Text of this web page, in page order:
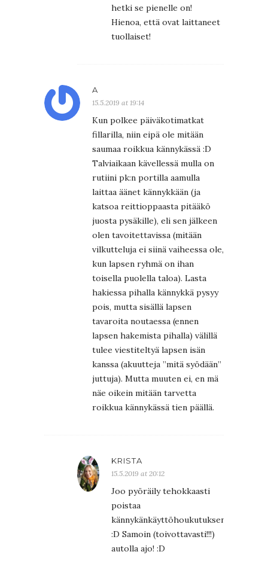
hetki se pienelle on!
Hienoa, että ovat laittaneet
tuollaiset!
A
15.5.2019 at 19:14
Kun polkee päiväkotimatkat
fillarilla, niin eipä ole mitään
saumaa roikkua kännykässä :D
Talviaikaan kävellessä mulla on
rutiini pk:n portilla aamulla
laittaa äänet kännykkään (ja
katsoa reittioppaasta pitääkö
juosta pysäkille), eli sen jälkeen
olen tavoitettavissa (mitään
vilkutteluja ei siinä vaiheessa ole,
kun lapsen ryhmä on ihan
toisella puolella taloa). Lasta
hakiessa pihalla kännykkä pysyy
pois, mutta sisällä lapsen
tavaroita noutaessa (ennen
lapsen hakemista pihalla) välillä
tulee viestiteltyä lapsen isän
kanssa (akuutteja ”mitä syödään”
juttuja). Mutta muuten ei, en mä
näe oikein mitään tarvetta
roikkua kännykässä tien päällä.
KRISTA
15.5.2019 at 20:12
Joo pyöräily tehokkaasti
poistaa
kännykänkäyttöhoukutuksen
:D Samoin (toivottavasti!!!)
autolla ajo! :D